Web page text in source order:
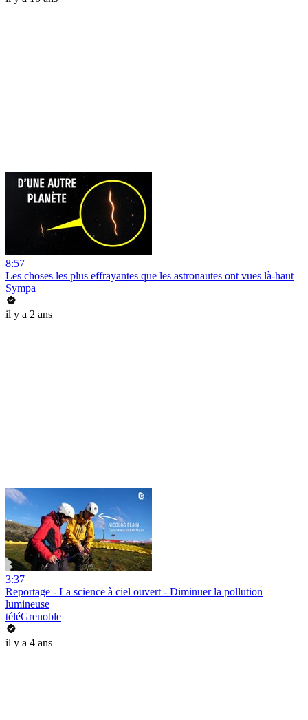
8:57
Les choses les plus effrayantes que les astronautes ont vues là-haut
Sympa
il y a 2 ans
3:37
Reportage - La science à ciel ouvert - Diminuer la pollution
lumineuse
téléGrenoble
il y a 4 ans